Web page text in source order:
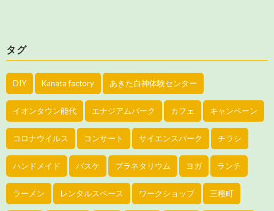
タグ
DIY Kanata factory あきた白神体験センター
イオンタウン能代 エナジアムパーク カフェ キャンペーン
コロナウイルス コンサート サイエンスパーク チラシ
ハンドメイド バスケ プラネタリウム ヨガ ランチ
ラーメン レンタルスペース ワークショップ 三種町